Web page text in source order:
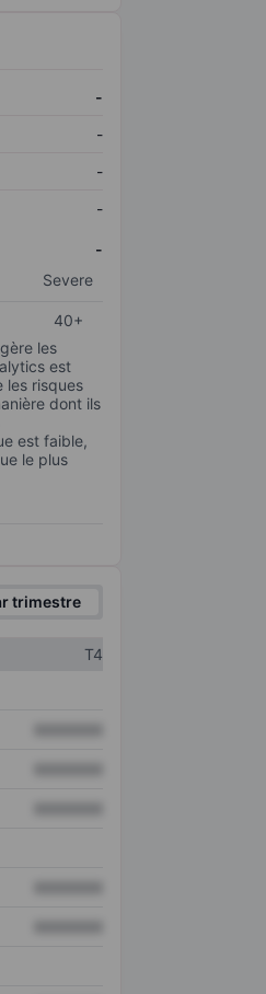
-
-
-
-
-
Severe
40+
les
est
les risques
dont ils
est faible,
le plus
trimestre
T4